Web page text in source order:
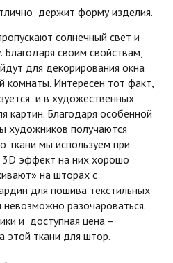
держит форму изделия.
солнечный свет и
Благодаря своим свойствам,
для декорирования окна
комнаты. Интересен тот факт,
и в художественных
картин. Благодаря особенной
художников получаются
ткани мы используем при
эффект на них хорошо
на шторах с
для пошива текстильных
разочароваться.
и доступная цена –
этой ткани для штор.